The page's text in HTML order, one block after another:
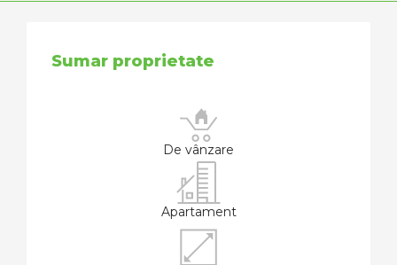
Sumar proprietate
De vânzare
Apartament